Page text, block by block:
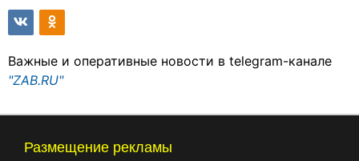
Важные и оперативные новости в telegram-канале
"ZAB.RU"
Размещение рекламы